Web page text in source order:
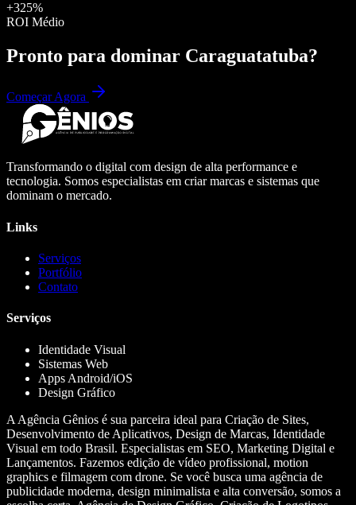
+325%
ROI Médio
Pronto para dominar Caraguatatuba?
Começar Agora
Transformando o digital com design de alta performance e
tecnologia. Somos especialistas em criar marcas e sistemas que
dominam o mercado.
Links
Serviços
Portfólio
Contato
Serviços
Identidade Visual
Sistemas Web
Apps Android/iOS
Design Gráfico
A Agência Gênios é sua parceira ideal para Criação de Sites,
Desenvolvimento de Aplicativos, Design de Marcas, Identidade
Visual em todo Brasil. Especialistas em SEO, Marketing Digital e
Lançamentos. Fazemos edição de vídeo profissional, motion
graphics e filmagem com drone. Se você busca uma agência de
publicidade moderna, design minimalista e alta conversão, somos a